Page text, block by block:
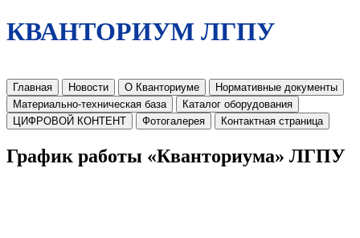
КВАНТОРИУМ ЛГПУ
Главная Новости О Кванториуме
Нормативные документы
Материально-техническая база
Каталог оборудования
ЦИФРОВОЙ КОНТЕНТ
Фотогалерея Контактная страница
График работы «Кванториума» ЛГПУ